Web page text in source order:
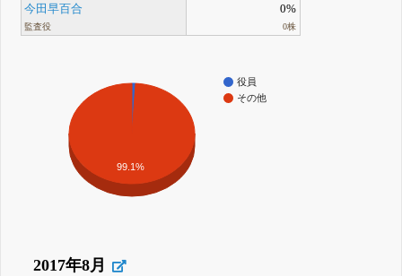
今田早百合
監査役
0%
0株
役員
その他
99.1%
2017年8月